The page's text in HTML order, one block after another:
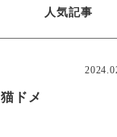
人気記事
猫ドメ